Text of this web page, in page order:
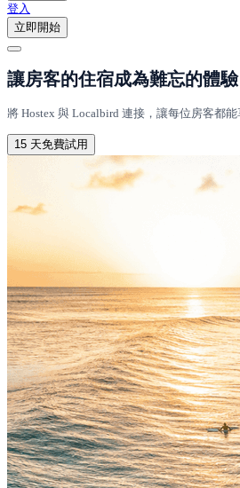
登入
立即開始
讓房客的住宿成為難忘的體驗
將 Hostex 與 Localbird 連接，讓每位房客都
15 天免費試用